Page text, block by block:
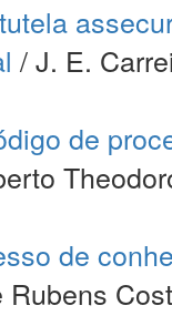
/ J. E.
de
de
Rubens